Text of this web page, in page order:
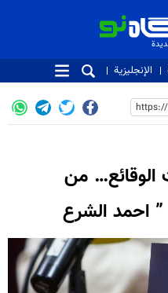
الإنجليزية
من
” احمد الشرع